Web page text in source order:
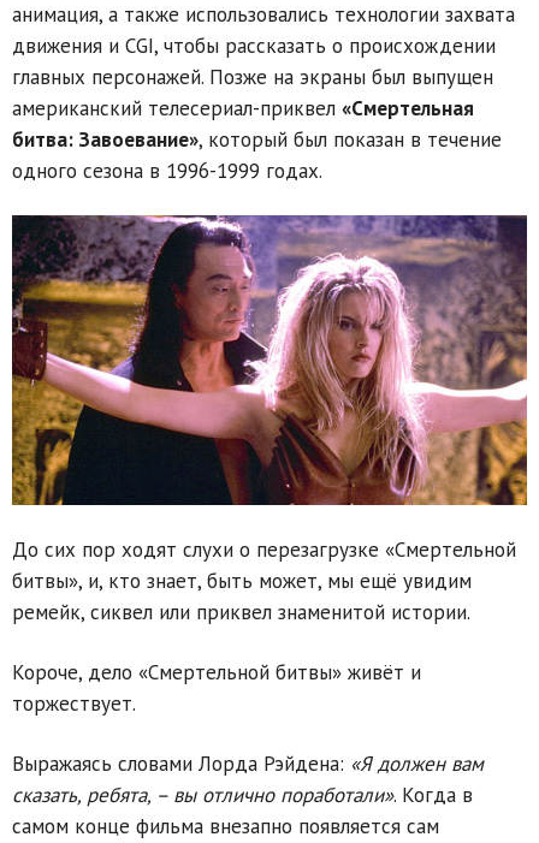
анимация, а также использовались технологии захвата
движения и CGI, чтобы рассказать о происхождении
главных персонажей. Позже на экраны был выпущен
американский телесериал-приквел «Смертельная
битва: Завоевание», который был показан в течение
одного сезона в 1996-1999 годах.
До сих пор ходят слухи о перезагрузке «Смертельной
битвы», и, кто знает, быть может, мы ещё увидим
ремейк, сиквел или приквел знаменитой истории.
Короче, дело «Смертельной битвы» живёт и
торжествует.
Выражаясь словами Лорда Рэйдена: «Я должен вам
сказать, ребята, – вы отлично поработали». Когда в
самом конце фильма внезапно появляется сам